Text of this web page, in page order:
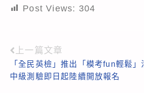
Post Views: 304
Read
more
上一篇文章
「全民英檢」推出「模考fun輕鬆」
中級測驗即日起陸續開放報名